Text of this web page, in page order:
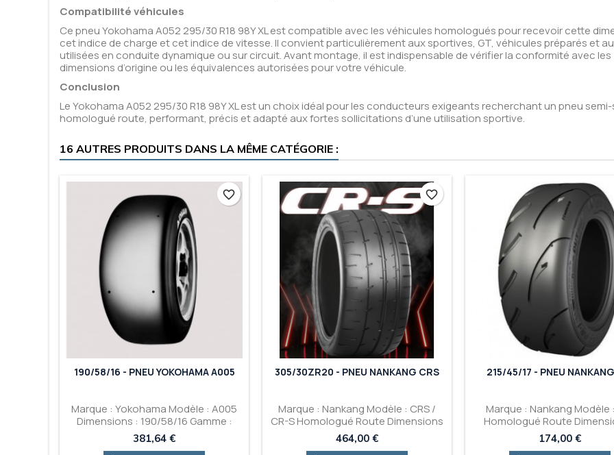
Compatibilité véhicules
Ce pneu Yokohama A052 295/30 R18 98Y XL est compatible avec les véhicules homologués pour recevoir cette
cet indice de charge et cet indice de vitesse. Il convient particulièrement aux sportives, GT, véhicules préparés et
utilisées en conduite dynamique ou sur circuit. Avant montage, il est indispensable de vérifier la conformité avec les
dimensions d’origine ou les équivalences autorisées pour votre véhicule.
Conclusion
Le Yokohama A052 295/30 R18 98Y XL est un choix idéal pour les conducteurs exigeants recherchant un pneu
homologué route, performant, précis et adapté aux fortes sollicitations d’une utilisation sportive.
16 AUTRES PRODUITS DANS LA MÊME CATÉGORIE :
190/58/16 - PNEU YOKOHAMA A005
Marque : Yokohama Modèle : A005
Dimensions : 190/58/16 Gamme :
Slick Circuit Gomme : Dur / Medium
Prix
381,64 €
favorite_border
305/30ZR20 - PNEU NANKANG CRS
Marque : Nankang Modèle : CRS /
CR-S Homologué Route Dimensions
: 305/30/20 Gamme : Semi Slick
Livraison : Gratuite
Prix
464,00 €
favorite_border
215/45/17 - PNEU
Marque : Nankang Modèle :
Homologué Route
215/45/17 Gamme : Semi
Livraison : Gratuite
Prix
174,00 €